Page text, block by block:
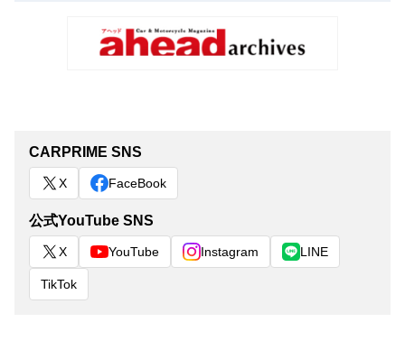
CARPRIME SNS
X FaceBook
公式YouTube SNS
X YouTube Instagram LINE
TikTok